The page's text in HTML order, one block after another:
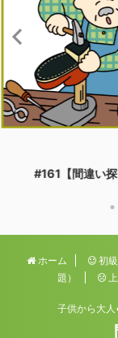
#161【間違い
ホーム 初
題）
子供から大